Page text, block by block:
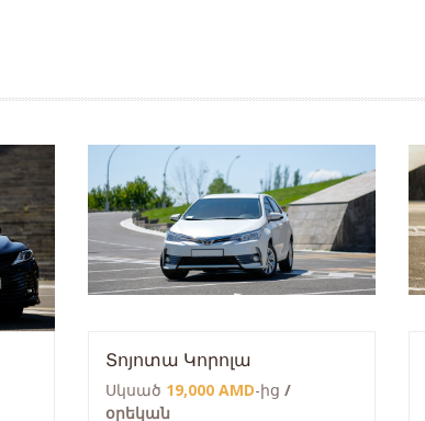
Տոյոտա Կորոլա
Սկսած 19,000 AMD-ից /
օրեկան